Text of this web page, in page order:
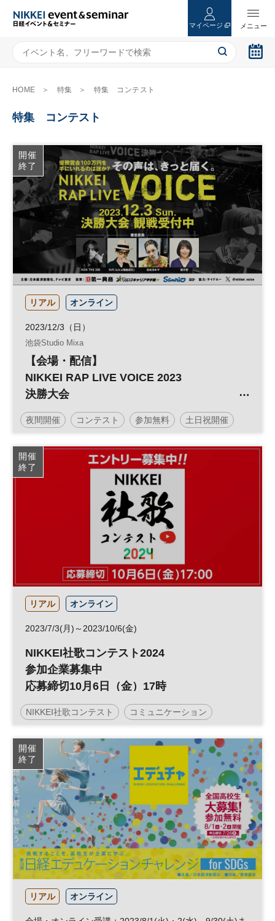
マイページ
HOME 特集 特集 コンテスト
特集 コンテスト
開催
終了
リアル オンライン
2023/12/3（日）
池袋Studio Mixa
【会場・配信】
NIKKEI RAP LIVE VOICE 2023
決勝大会
夜間開催 コンテスト 参加無料 土日祝開催
開催
終了
リアル オンライン
2023/7/3(月)～2023/10/6(金)
NIKKEI社歌コンテスト2024
参加企業募集中
応募締切10月6日（金）17時
NIKKEI社歌コンテスト コミュニケーション
コンテスト
開催
終了
リアル オンライン